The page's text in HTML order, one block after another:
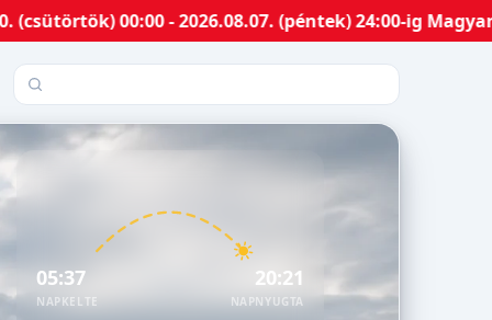
00:00 - 2026.08.07. (péntek) 24:00-ig Magyarország
Település keresése
05:37
NAPKELTE
20:21
NAPNYUGTA